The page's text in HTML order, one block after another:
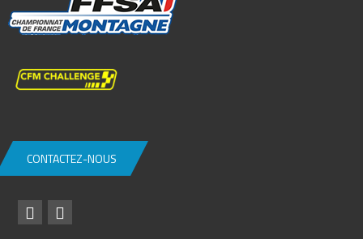
CONTACTEZ-NOUS